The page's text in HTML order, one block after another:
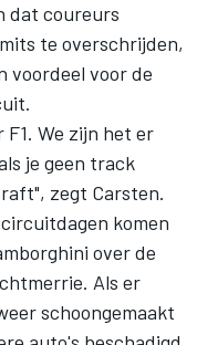
dat coureurs
te overschrijden,
voordeel voor de
We zijn het er
je geen track
zegt Carsten.
komen
over de
Als er
schoongemaakt